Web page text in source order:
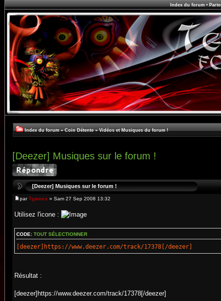
Index du forum•
Index du forum » Coin Détente » Vidéos et Musiques du forum !
[Deezer] Musiques sur le forum !
[Deezer] Musiques sur le forum !
parTgames » Sam 27 Sep 2008 13:32
Utilisez l'icone :
CODE: TOUT SÉLECTIONNER
[deezer]https://www.deezer.com/track/17378[/deezer]
Résultat :
[deezer]https://www.deezer.com/track/17378[/deezer]